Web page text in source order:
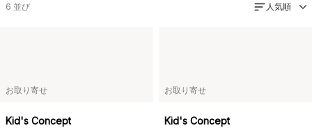
6 並び 人気順
お取り寄せ
Kid's Concept
お取り寄せ
Kid's Concept